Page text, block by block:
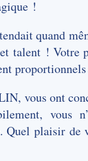
!
quand
talent ! Votre
vous ont
vous
Quel plaisir